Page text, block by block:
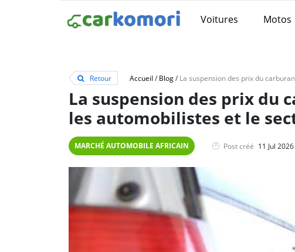
Voitures Motos
Retour Accueil /Blog/
La suspension des prix du
les automobilistes et le
MARCHÉ AUTOMOBILE AFRICAIN Post créé 11 Jul 2026